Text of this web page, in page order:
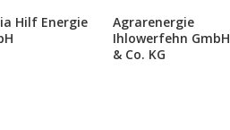
Hilf Energie
Agrarenergie
Ihlowerfehn GmbH
& Co. KG